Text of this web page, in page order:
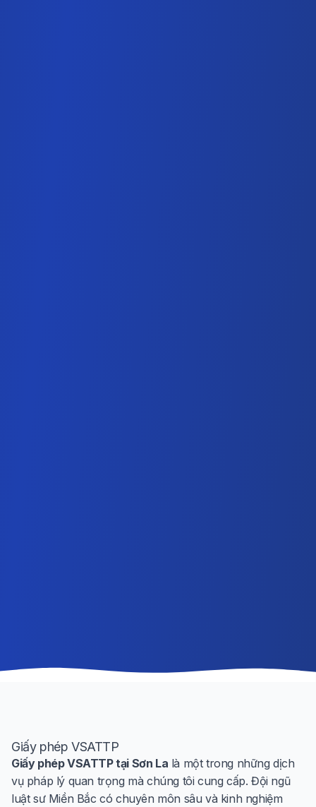
Giấy phép VSATTP
Giấy phép VSATTP tại Sơn La là một trong những dịch
vụ pháp lý quan trọng mà chúng tôi cung cấp. Đội ngũ
luật sư Miền Bắc có chuyên môn sâu và kinh nghiệm